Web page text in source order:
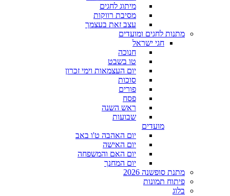
מיתוג לחגים
מסיבת רווקות
עצב זאת בעצמך
מתנות לחגים ומועדים
חגי ישראל
חנוכה
טו בשבט
יום העצמאות וימי זכרון
סוכות
פורים
פסח
ראש השנה
שבועות
מועדים
יום האהבה ט'ו באב
יום האישה
יום האם והמשפחה
יום המחנך
מתנת סופשנה 2026
פיתוח תמונות
בלוג